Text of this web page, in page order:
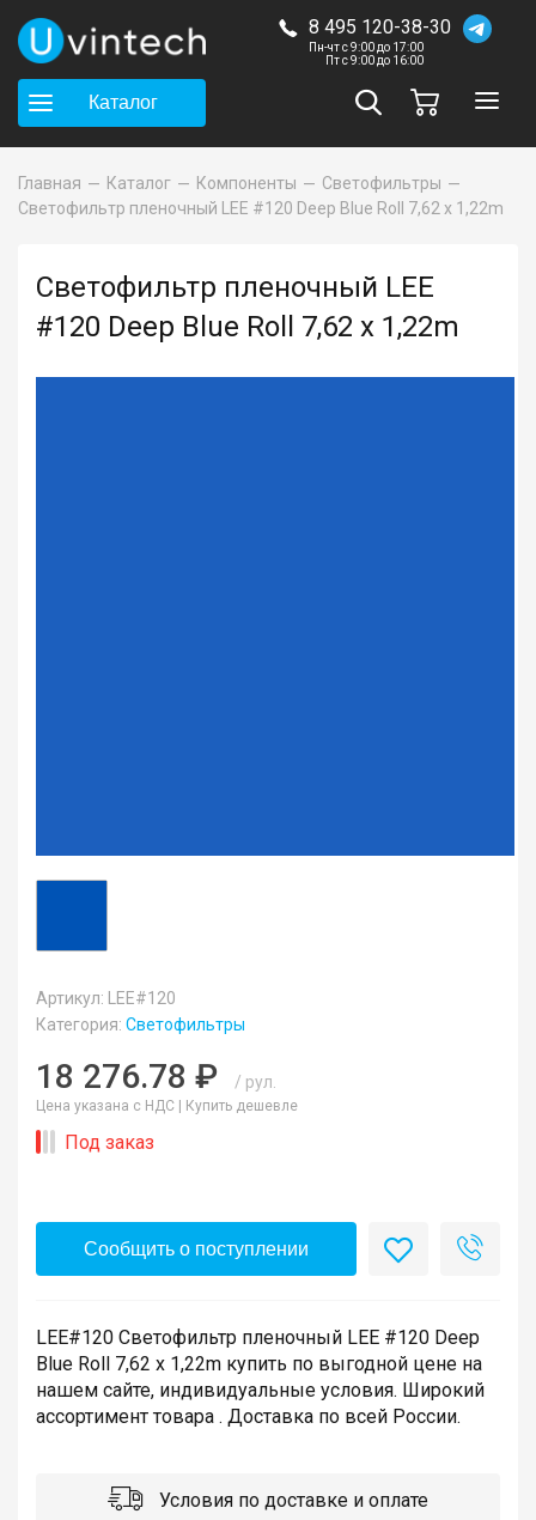
8 495 120-38-30
Пн-чт с 9:00 до 17:00
Пт с 9:00 до 16:00
Каталог
Главная Каталог Компоненты
Светофильтры
Светофильтр пленочный LEE #120 Deep Blue Roll 7,62 x 1,22m
Светофильтр пленочный LEE
#120 Deep Blue Roll 7,62 x 1,22m
Артикул: LEE#120
Категория: Светофильтры
18 276.78 ₽ / рул.
Цена указана с НДС | Купить дешевле
Под заказ
Сообщить о поступлении
LEE#120 Светофильтр пленочный LEE #120 Deep
Blue Roll 7,62 x 1,22m купить по выгодной цене на
нашем сайте, индивидуальные условия. Широкий
ассортимент товара . Доставка по всей России.
Условия по доставке и оплате